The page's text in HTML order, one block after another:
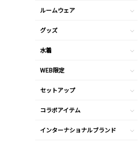
ルームウェア
グッズ
水着
WEB限定
セットアップ
コラボアイテム
インターナショナルブランド